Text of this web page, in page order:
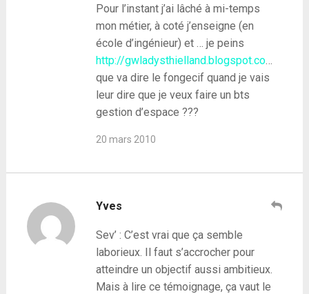
Pour l’instant j’ai lâché à mi-temps
mon métier, à coté j’enseigne (en
école d’ingénieur) et … je peins
http://gwladysthielland.blogspot.co…
que va dire le fongecif quand je vais
leur dire que je veux faire un bts
gestion d’espace ???
20 mars 2010
Yves
Sev’ : C’est vrai que ça semble
laborieux. Il faut s’accrocher pour
atteindre un objectif aussi ambitieux.
Mais à lire ce témoignage, ça vaut le